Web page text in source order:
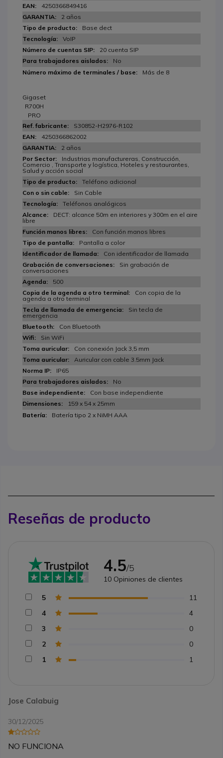
4250366849416
2 años
Base dect
VoIP
20 cuenta SIP
No
Más de 8
Gigaset
R700H
PRO
S30852-H2976-R102
4250366862002
2 años
Industrias manufactureras, Construcción,
Comercio , Transporte y logística, Hoteles y restaurantes,
Salud y acción social
Teléfono adicional
Sin Cable
Teléfonos analógicos
DECT: alcance 50m en interiores y 300m en el aire
libre
Con función manos libres
Pantalla a color
Con identificador de llamada
Sin grabación de
conversaciones
500
Con copia de la
agenda a otro terminal
Sin tecla de
emergencia
Con Bluetooth
Sin WiFi
Con conexión Jack 3,5 mm
Auricular con cable 3.5mm Jack
IP65
No
Con base independiente
159 x 54 x 25mm
Batería tipo 2 x NiMH AAA
Reseñas de producto
Jose Calabuig
30/12/2025
NO FUNCIONA
4.5/5
10 Opiniones de clientes
5
11
4
4
3
0
2
0
1
1